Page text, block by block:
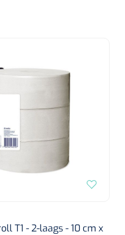
T1 - 2-laags - 10 cm x